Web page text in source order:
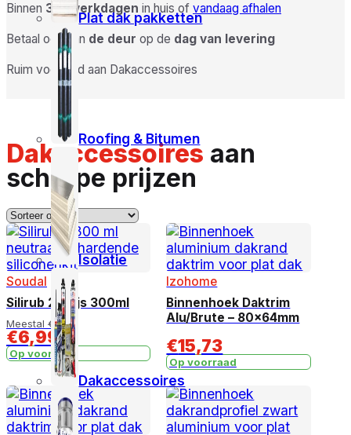
Plat dak pakketten
Roofing & Bitumen
Isolatie
Dakaccessoires
Binnen 3-5 werkdagen in huis of vandaag afhalen
Betaal ook aan de deur op de dag van levering
Ruim voorraad aan Dakaccessoires
Dakaccessoires aan
scherpe prijzen
Soudal
Silirub 2 Grijs 300ml
Meestal € 8,99
€6,99
Op voorraad
Izohome
Binnenhoek Daktrim
Alu/Brute – 80x64mm
€15,73
Op voorraad